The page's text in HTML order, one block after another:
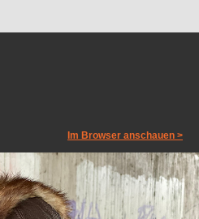
Im Browser anschauen >